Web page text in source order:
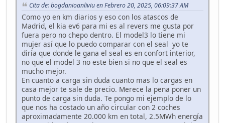
Cita de: bogdanioanliviu en Febrero 20, 2025, 06:09:37 AM
Como yo en km diarios y eso con los atascos de
Madrid, el kia ev6 para mi es al revers me gusta por
fuera pero no chepo dentro. El model3 lo tiene mi
mujer así que lo puedo comparar con el seal yo te
diría que donde le gana el seal es en confort interior,
no que el model 3 no este bien si no que el seal es
mucho mejor.
En cuanto a carga sin duda cuanto mas lo cargas en
casa mejor te sale de precio. Merece la pena poner un
punto de carga sin duda. Te pongo mi ejemplo de lo
que nos ha costado un año circular con 2 coches
aproximadamente 20.000 km en total, 2.5MWh energía